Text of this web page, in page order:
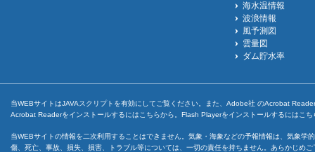
海水温情報
波浪情報
風予測図
雲量図
ダム貯水率
当WEBサイトはJAVAスクリプトを有効にしてご覧ください。また、Adobe社 のAcrobat
Acrobat Readerをインストールするには こちらから。Flash Playerをインストールするには こち
当WEBサイトの情報を二次利用することはできません。気象・海象などの予報情報は、気象
傷、死亡、事故、損失、損害、トラブル等については、一切の責任を持ちません。あらかじめ